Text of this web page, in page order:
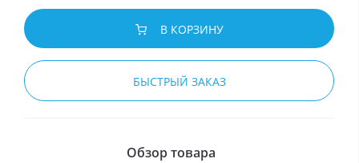
В КОРЗИНУ
БЫСТРЫЙ ЗАКАЗ
Обзор товара